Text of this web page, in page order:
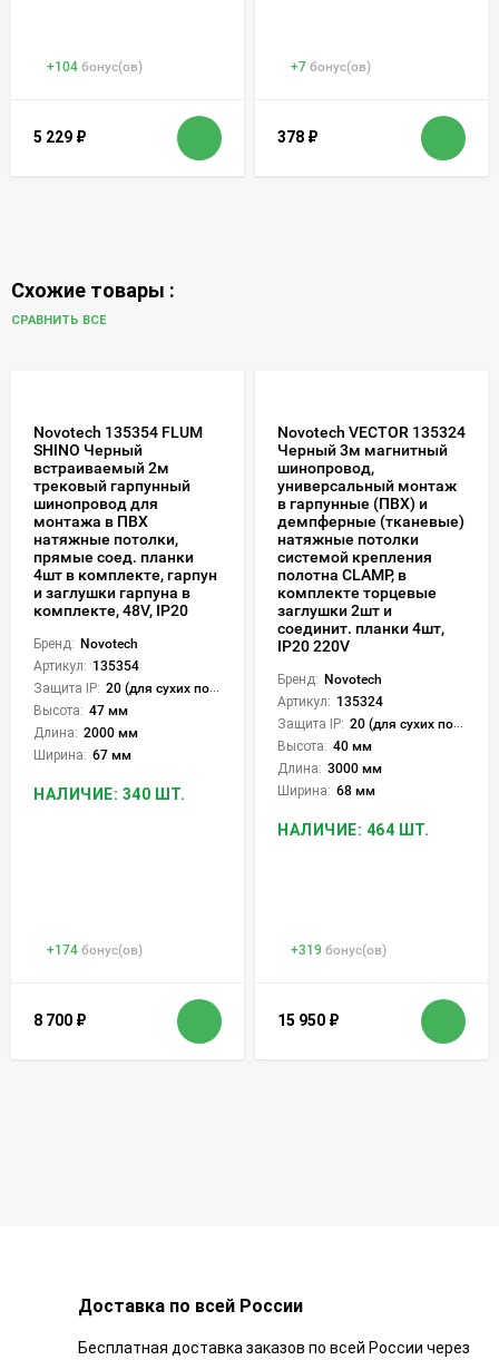
+104 бонус(ов)
5 229 ₽
+7 бонус(ов)
378 ₽
Схожие товары :
СРАВНИТЬ ВСЕ
Novotech 135354 FLUM
SHINO Черный
встраиваемый 2м
трековый гарпунный
шинопровод для
монтажа в ПВХ
натяжные потолки,
прямые соед. планки
4шт в комплекте, гарпун
и заглушки гарпуна в
комплекте, 48V, IP20
Бренд: Novotech
Артикул: 135354
Защита IP: 20 (для сухих пом.)
Высота: 47 мм
Длина: 2000 мм
Ширина: 67 мм
НАЛИЧИЕ: 340 ШТ.
+174 бонус(ов)
8 700 ₽
Novotech VECTOR 135324
Черный 3м магнитный
шинопровод,
универсальный монтаж
в гарпунные (ПВХ) и
демпферные (тканевые)
натяжные потолки
системой крепления
полотна CLAMP, в
комплекте торцевые
заглушки 2шт и
соединит. планки 4шт,
IP20 220V
Бренд: Novotech
Артикул: 135324
Защита IP: 20 (для сухих пом.)
Высота: 40 мм
Длина: 3000 мм
Ширина: 68 мм
НАЛИЧИЕ: 464 ШТ.
+319 бонус(ов)
15 950 ₽
Доставка по всей России
Бесплатная доставка заказов по всей России через